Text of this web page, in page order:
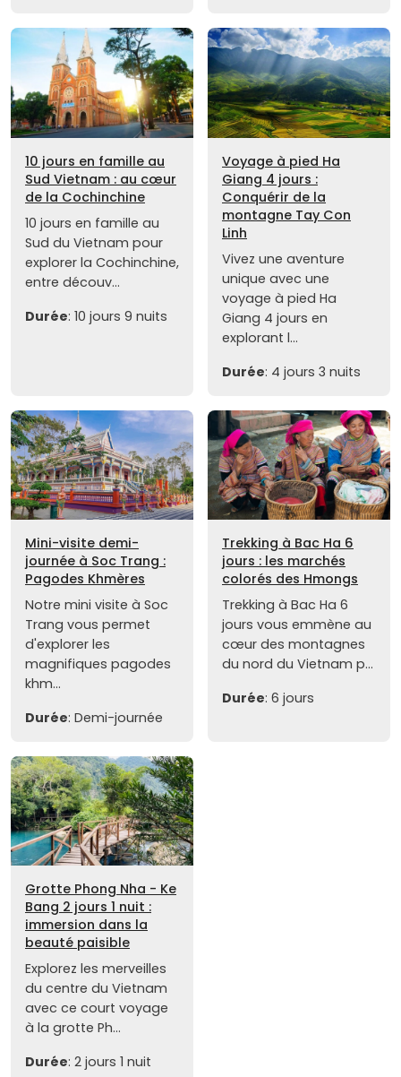
10 jours en famille au
Sud Vietnam : au cœur
de la Cochinchine
10 jours en famille au
Sud du Vietnam pour
explorer la Cochinchine,
entre découv...
Durée: 10 jours 9 nuits
Voyage à pied Ha
Giang 4 jours :
Conquérir de la
montagne Tay Con
Linh
Vivez une aventure
unique avec une
voyage à pied Ha
Giang 4 jours en
explorant l...
Durée: 4 jours 3 nuits
Mini-visite demi-
journée à Soc Trang :
Pagodes Khmères
Notre mini visite à Soc
Trang vous permet
d'explorer les
magnifiques pagodes
khm...
Durée: Demi-journée
Trekking à Bac Ha 6
jours : les marchés
colorés des Hmongs
Trekking à Bac Ha 6
jours vous emmène au
cœur des montagnes
du nord du Vietnam p...
Durée: 6 jours
Grotte Phong Nha - Ke
Bang 2 jours 1 nuit :
immersion dans la
beauté paisible
Explorez les merveilles
du centre du Vietnam
avec ce court voyage
à la grotte Ph...
Durée: 2 jours 1 nuit